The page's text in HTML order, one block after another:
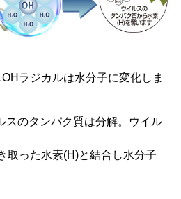
ラジカルは水分子に変化しま
スのタンパク質は分解。ウイル
取った水素(H)と結合し水分子